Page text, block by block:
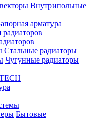
Внутрипольные
арматура
Стальные радиаторы
Чугунные радиаторы
Бытовые